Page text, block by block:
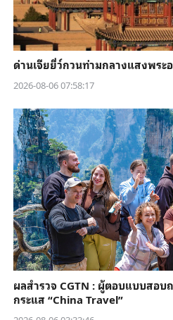
ด่านเจียยี่ว์กวนท่ามกลางแสงพร
2026-08-06 07:58:17
ผลสำรวจ CGTN : ผู้ตอบแบบสอบ
กระแส “China Travel”